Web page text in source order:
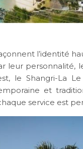
l’identité
leur personnalité,
le Shangri-La
et
service est